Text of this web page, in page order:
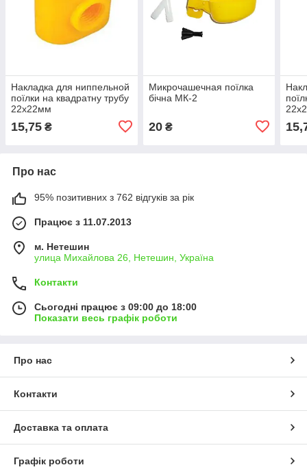
Накладка для ниппельной
поїлки на квадратну трубу
22х22мм
15,75 ₴
Микрочашечная поїлка
бічна МК-2
20₴
Про нас
95% позитивних з 762 відгуків за рік
Працює з 11.07.2013
м. Нетешин
улица Михайлова 26, Нетешин, Україна
Контакти
Сьогодні працює з 09:00 до 18:00
Показати весь графік роботи
Про нас
Контакти
Доставка та оплата
Графік роботи